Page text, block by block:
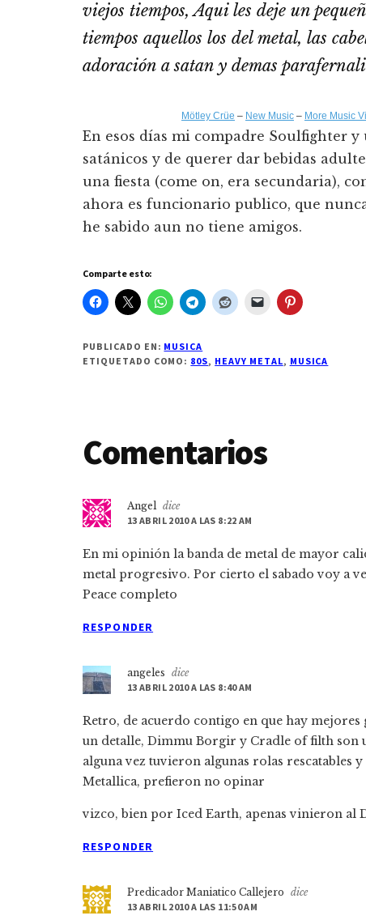
viejos tiempos, Aqui les deje un
tiempos aquellos los del metal, las
adoración a satan y demas
Mötley Crüe – New Music – More Music
En esos días mi compadre Soulfighter
satánicos y de querer dar bebidas
una fiesta (come on, era secundaria),
ahora es funcionario publico, que
he sabido aun no tiene amigos.
Comparte esto:
PUBLICADO EN: MUSICA
ETIQUETADO COMO: 80S, HEAVY METAL, MUSICA
Interacciones
con
los
lectores
Comentarios
Angel dice
13 ABRIL 2010 A LAS 8:22 AM
En mi opinión la banda de metal de mayor
metal progresivo. Por cierto el sabado voy a
Peace completo
RESPONDER
angeles dice
13 ABRIL 2010 A LAS 8:40 AM
Retro, de acuerdo contigo en que hay
un detalle, Dimmu Borgir y Cradle of filth son
alguna vez tuvieron algunas rolas rescatables
Metallica, prefieron no opinar
vizco, bien por Iced Earth, apenas vinieron al
RESPONDER
Predicador Maniatico Callejero dice
13 ABRIL 2010 A LAS 11:50 AM